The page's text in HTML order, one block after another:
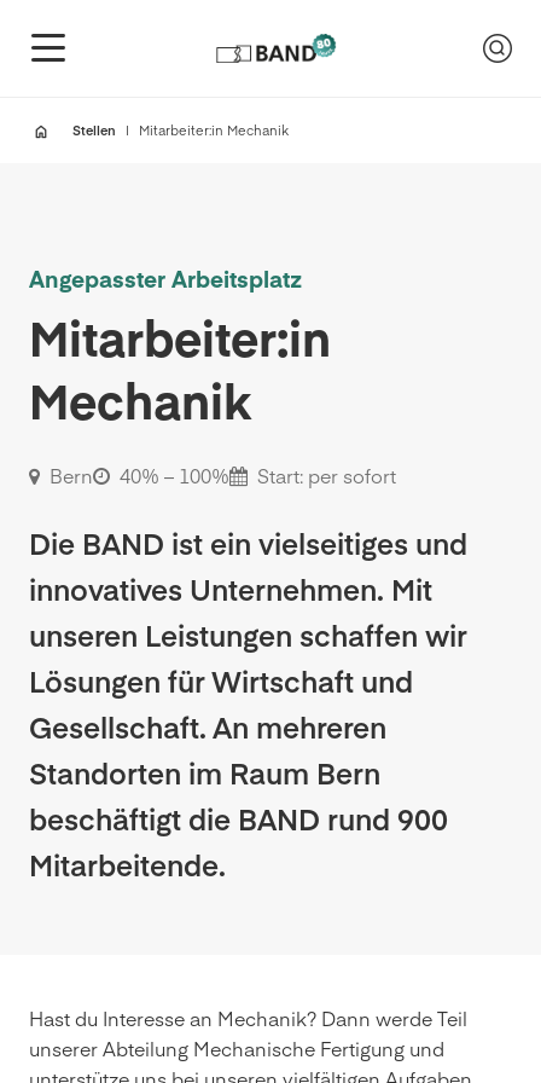
Stellen Mitarbeiter:in Mechanik
Angepasster Arbeitsplatz
Mitarbeiter:in
Mechanik
Bern 40% – 100% Start: per sofort
Die BAND ist ein vielseitiges und
innovatives Unternehmen. Mit
unseren Leistungen schaffen wir
Lösungen für Wirtschaft und
Gesellschaft. An mehreren
Standorten im Raum Bern
beschäftigt die BAND rund 900
Mitarbeitende.
Hast du Interesse an Mechanik? Dann werde Teil
unserer Abteilung Mechanische Fertigung und
unterstütze uns bei unseren vielfältigen Aufgaben.